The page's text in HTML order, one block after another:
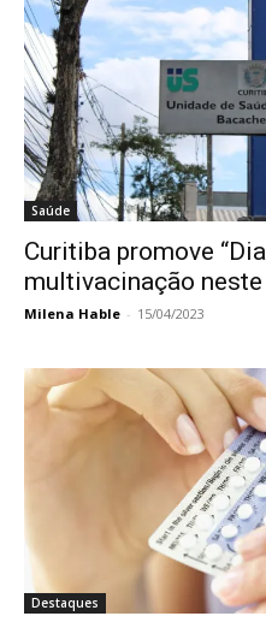
Saúde
Curitiba promove
multivacinação
Milena Hable - 15/04/2023
Destaques